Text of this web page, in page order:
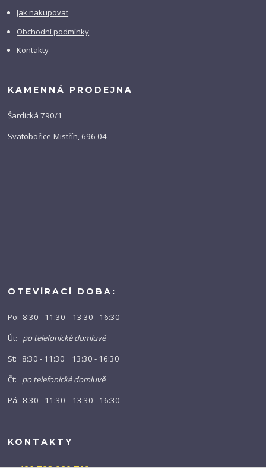
Jak nakupovat
Obchodní podmínky
Kontakty
KAMENNÁ PRODEJNA
Šardická 790/1
Svatobořice-Mistřín, 696 04
OTEVÍRACÍ DOBA:
Po: 8:30 - 11:30 13:30 - 16:30
Út: po telefonické domluvě
St: 8:30 - 11:30 13:30 - 16:30
Čt: po telefonické domluvě
Pá: 8:30 - 11:30 13:30 - 16:30
KONTAKTY